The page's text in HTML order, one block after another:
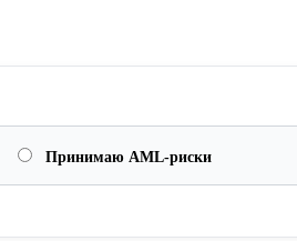
Принимаю AML-риски